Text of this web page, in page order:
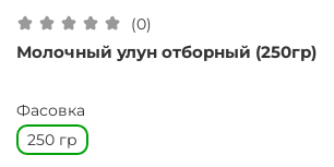
(0)
Молочный улун отборный (250гр)
Фасовка
250 гр